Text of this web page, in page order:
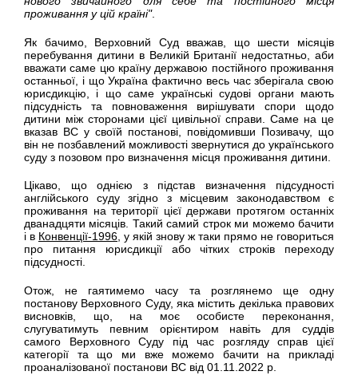
проживання у цій країні".
Як бачимо, Верховний Суд вважав, що шести місяців
перебування дитини в Великій Британії недостатньо, аби
вважати саме цю країну державою постійного проживання
останньої, і що Україна фактично весь час зберігала свою
юрисдикцію, і що саме українські судові органи мають
підсудність та повноваження вирішувати спори щодо
дитини між сторонами цієї цивільної справи. Саме на це
вказав ВС у своїй постанові, повідомивши Позивачу, що
він не позбавлений можливості звернутися до українського
суду з позовом про визначення місця проживання дитини.
Цікаво, що однією з підстав визначення підсудності
англійського суду згідно з місцевим законодавством є
проживання на території цієї держави протягом останніх
дванадцяти місяців. Такий самий строк ми можемо бачити
і в Конвенції-1996, у якій знову ж таки прямо не говориться
про питання юрисдикції або чітких строків переходу
підсудності.
Отож, не гаятимемо часу та розглянемо ще одну
постанову Верховного Суду, яка містить декілька правових
висновків, що, на моє особисте переконання,
слугуватимуть певним орієнтиром навіть для суддів
самого Верховного Суду під час розгляду справ цієї
категорії та що ми вже можемо бачити на прикладі
проаналізованої постанови ВС від 01.11.2022 р.